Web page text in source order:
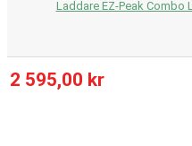
Laddare EZ-Peak Combo
2 595,00 kr